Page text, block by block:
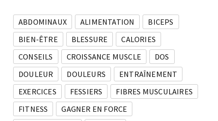
ABDOMINAUX ALIMENTATION
BICEPS
BIEN-ÊTRE
BLESSURE
CALORIES
CONSEILS
CROISSANCE MUSCLE
DOS
DOULEUR
DOULEURS
ENTRAÎNEMENT
EXERCICES
FESSIERS
FIBRES MUSCULAIRES
FITNESS
GAGNER EN FORCE